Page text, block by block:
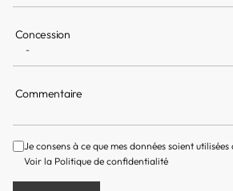
Concession
Commentaire
Je consens à ce que mes données soient
Voir la Politique de confidentialité